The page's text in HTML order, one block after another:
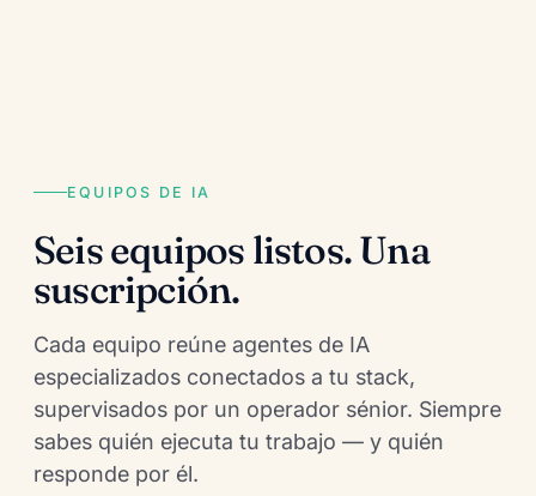
EQUIPOS DE IA
Seis equipos listos. Una
suscripción.
Cada equipo reúne agentes de IA
especializados conectados a tu stack,
supervisados por un operador sénior. Siempre
sabes quién ejecuta tu trabajo — y quién
responde por él.